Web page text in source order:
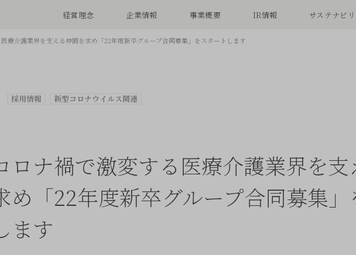
経営理念 企業情報 事業概要 IR情報 サステナビリ
療介護業界を支える仲間を求め「22年度新卒グループ合同募集」をスタートします
ロナ禍で激変する医療介護業界を支
め「22年度新卒グループ合同募集」
ます
採用情報 新型コロナウイルス関連